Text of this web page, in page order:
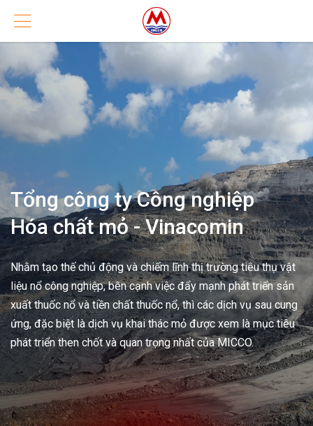
Tổng công ty Công nghiệp
Hóa chất mỏ - Vinacomin
Nhằm tạo thế chủ động và chiếm lĩnh thị trường tiêu thụ vật
liệu nổ công nghiệp, bên cạnh việc đẩy mạnh phát triển sản
xuất thuốc nổ và tiền chất thuốc nổ, thì các dịch vụ sau cung
ứng, đặc biệt là dịch vụ khai thác mỏ được xem là mục tiêu
phát triển then chốt và quan trọng nhất của MICCO.